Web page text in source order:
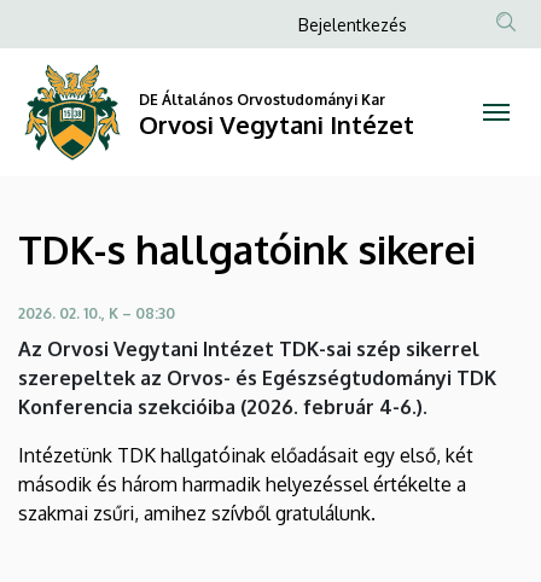
hallgatóink
sikerei
Orvosi
Vegytani
Intézet
a
tartalomra
Anonim
fiók
menüje
Bejelentkezés
DE Általános Orvostudományi Kar
Orvosi Vegytani Intézet
TDK-s hallgatóink sikerei
2026. 02. 10., K – 08:30
Az Orvosi Vegytani Intézet TDK-sai szép sikerrel
szerepeltek az Orvos- és Egészségtudományi TDK
Konferencia szekcióiba (2026. február 4-6.).
Intézetünk TDK hallgatóinak előadásait egy első, két
második és három harmadik helyezéssel értékelte a
szakmai zsűri, amihez szívből gratulálunk.